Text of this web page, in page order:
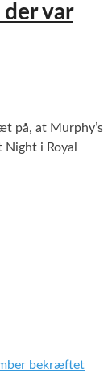
var
på, at Murphy’s
i Royal
bekræftet